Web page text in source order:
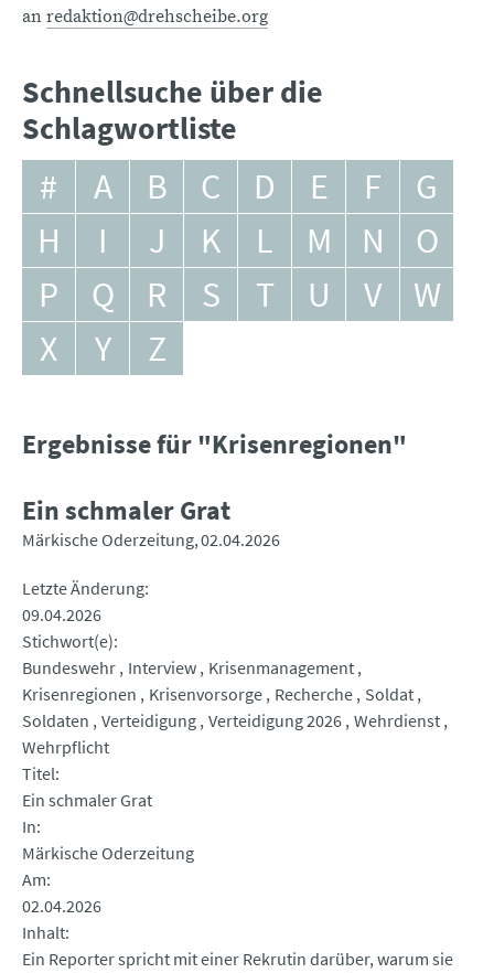
an redaktion@drehscheibe.org
Schnellsuche über die
Schlagwortliste
# A B C D E F
G
H
I J K L M N
O
P
Q R S T U V
W
X
Y Z
Ergebnisse für "Krisenregionen"
Ein schmaler Grat
Märkische Oderzeitung 02.04.2026
Letzte Änderung
09.04.2026
Stichwort(e)
Bundeswehr Interview Krisenmanagement
Krisenregionen
Krisenvorsorge Recherche Soldat
Soldaten Verteidigung Verteidigung 2026 Wehrdienst
Wehrpflicht
Titel
Ein schmaler Grat
In
Märkische Oderzeitung
Am
02.04.2026
Inhalt
Ein Reporter spricht mit einer Rekrutin darüber, warum sie